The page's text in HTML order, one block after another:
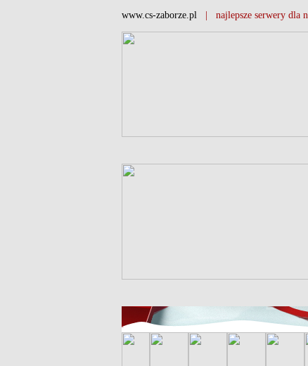
www.cs-zaborze.pl | najlepsze serwery dla